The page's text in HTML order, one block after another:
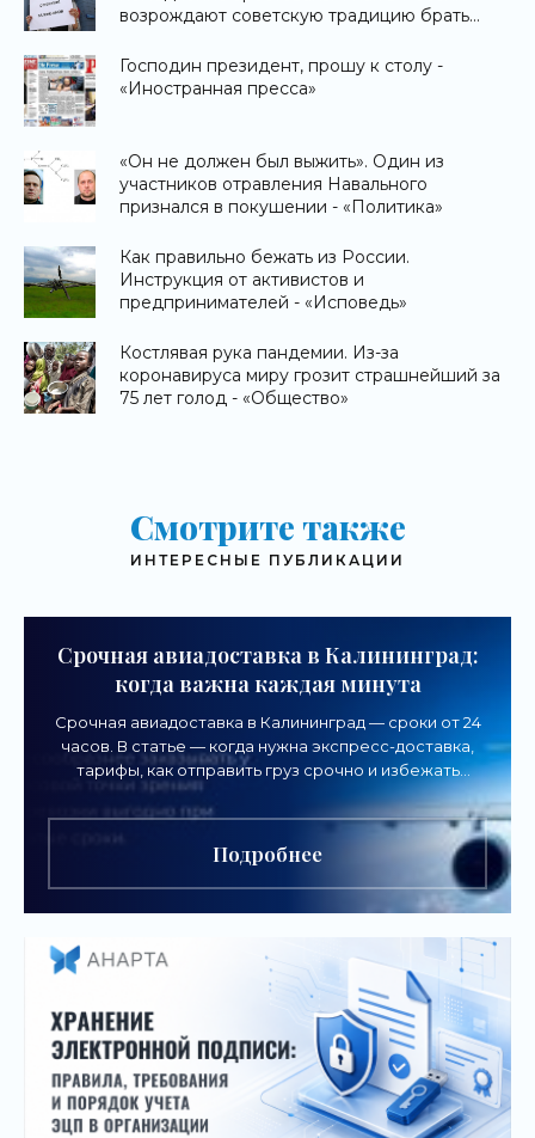
возрождают советскую традицию брать
Господин президент, прошу к столу -
«Иностранная пресса»
«Он не должен был выжить». Один из
участников отравления Навального
признался в покушении - «Политика»
Как правильно бежать из России.
Инструкция от активистов и
предпринимателей - «Исповедь»
Костлявая рука пандемии. Из-за
коронавируса миру грозит страшнейший за
75 лет голод - «Общество»
Смотрите также
ИНТЕРЕСНЫЕ ПУБЛИКАЦИИ
Срочная авиадоставка в Калининград:
когда важна каждая минута
Срочная авиадоставка в Калининград — сроки от 24
часов. В статье — когда нужна экспресс-доставка,
тарифы, как отправить груз срочно и избежать
Подробнее